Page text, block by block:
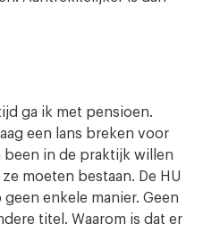
ga ik met pensioen.
een lans breken voor
been in de praktijk willen
moeten bestaan. De HU
enkele manier. Geen
titel. Waarom is dat er